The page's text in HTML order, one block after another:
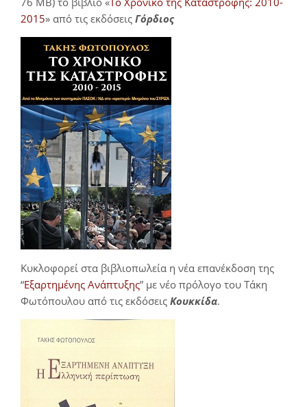
2015» από τις εκδόσεις Γόρδιος
Κυκλοφορεί στα βιβλιοπωλεία η νέα επανέκδοση της
“Εξαρτημένης Ανάπτυξης” με νέο πρόλογο του Τάκη
Φωτόπουλου από τις εκδόσεις Κουκκίδα.